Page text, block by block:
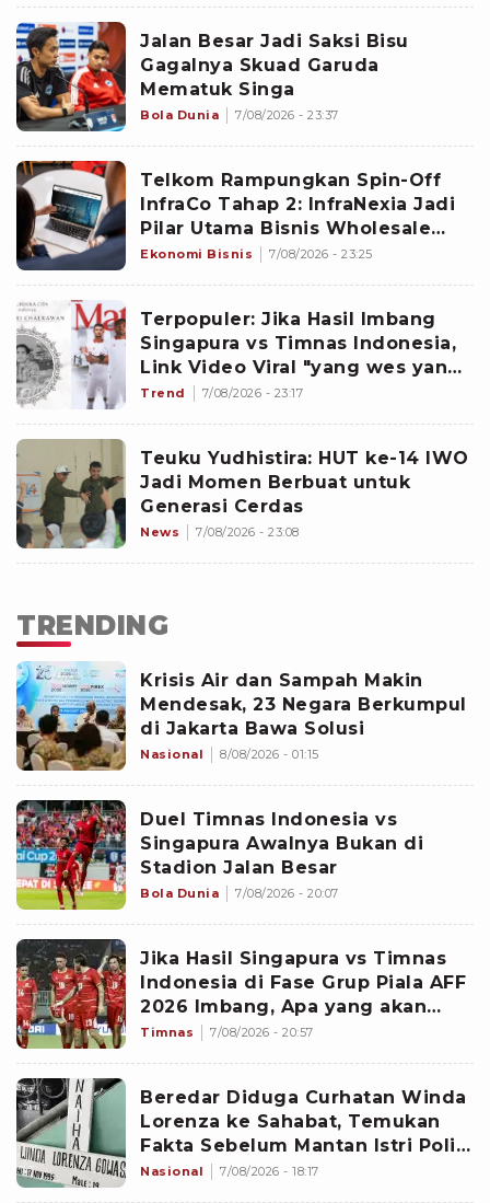
Jalan Besar Jadi Saksi Bisu
Gagalnya Skuad Garuda
Mematuk Singa
Bola Dunia 7/08/2026 - 23:37
Telkom Rampungkan Spin-Off
InfraCo Tahap 2: InfraNexia Jadi
Pilar Utama Bisnis Wholesale
Connectivity
Ekonomi Bisnis 7/08/2026 - 23:25
Terpopuler: Jika Hasil Imbang
Singapura vs Timnas Indonesia,
Link Video Viral "yang wes yang",
hingga Dokter dan Nakes
Trend 7/08/2026 - 23:17
Teuku Yudhistira: HUT ke-14 IWO
Jadi Momen Berbuat untuk
Generasi Cerdas
News 7/08/2026 - 23:08
TRENDING
Krisis Air dan Sampah Makin
Mendesak, 23 Negara Berkumpul
di Jakarta Bawa Solusi
Nasional 8/08/2026 - 01:15
Duel Timnas Indonesia vs
Singapura Awalnya Bukan di
Stadion Jalan Besar
Bola Dunia 7/08/2026 - 20:07
Jika Hasil Singapura vs Timnas
Indonesia di Fase Grup Piala AFF
2026 Imbang, Apa yang akan
Terjadi?
Timnas 7/08/2026 - 20:57
Beredar Diduga Curhatan Winda
Lorenza ke Sahabat, Temukan
Fakta Sebelum Mantan Istri Polisi
di Medan Tewas
Nasional 7/08/2026 - 18:17